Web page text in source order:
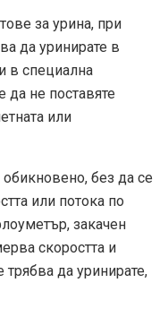
за урина, при
да уринирате в
в специална
да не поставяте
или
без да се
или потока по
закачен
скоростта и
трябва да уринирате,